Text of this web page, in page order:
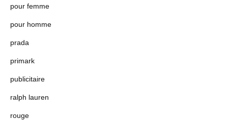
pour femme
pour homme
prada
primark
publicitaire
ralph lauren
rouge